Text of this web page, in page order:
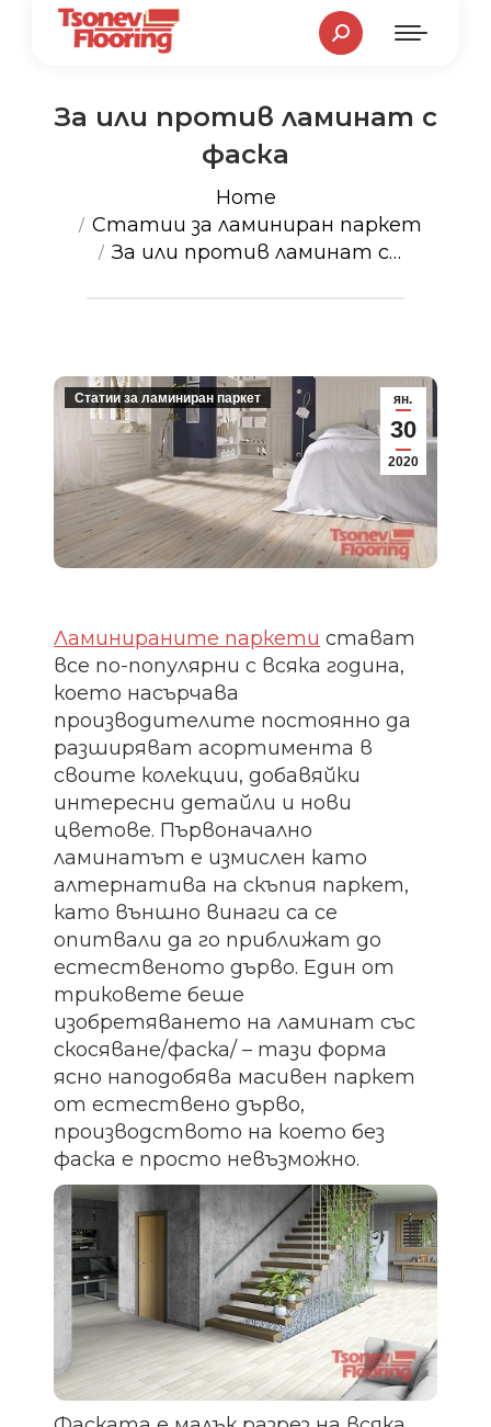
Search:
За или против ламинат с
фаска
Home
Статии за ламиниран паркет
За или против ламинат с…
ян.
30
2020
Статии за ламиниран паркет
Ламинираните паркети стават
все по-популярни с всяка година,
което насърчава
производителите постоянно да
разширяват асортимента в
своите колекции, добавяйки
интересни детайли и нови
цветове. Първоначално
ламинатът е измислен като
алтернатива на скъпия паркет,
като външно винаги са се
опитвали да го приближат до
естественото дърво. Един от
триковете беше
изобретяването на ламинат със
скосяване/фаска/ – тази форма
ясно наподобява масивен паркет
от естествено дърво,
производството на което без
фаска е просто невъзможно.